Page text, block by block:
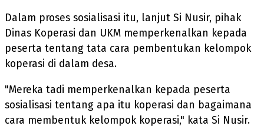
Dalam proses sosialisasi itu, lanjut Si Nusir, pihak
Dinas Koperasi dan UKM memperkenalkan kepada
peserta tentang tata cara pembentukan kelompok
koperasi di dalam desa.
"Mereka tadi memperkenalkan kepada peserta
sosialisasi tentang apa itu koperasi dan bagaimana
cara membentuk kelompok koperasi," kata Si Nusir.